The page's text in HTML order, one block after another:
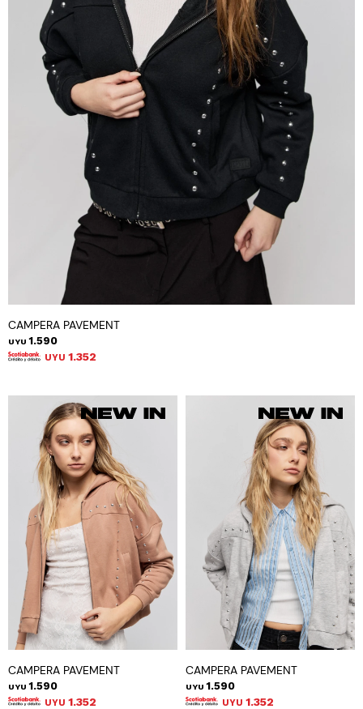
CAMPERA PAVEMENT
UYU 1.590
UYU 1.352
CAMPERA PAVEMENT
UYU 1.590
UYU 1.352
CAMPERA PAVEMENT
UYU 1.590
UYU 1.352